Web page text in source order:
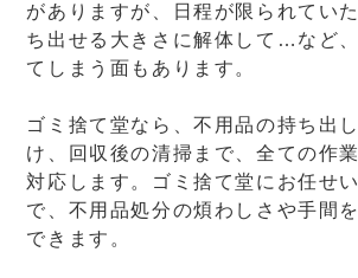
がありますが、日程が限られてい
ち出せる大きさに解体して…など
てしまう面もあります。
ゴミ捨て堂なら、不用品の持ち出
け、回収後の清掃まで、全ての作
対応します。ゴミ捨て堂にお任せ
で、不用品処分の煩わしさや手間
できます。